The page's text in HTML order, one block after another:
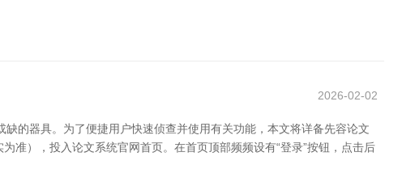
2026-02-02
的器具。为了便捷用户快速侦查并使用有关功能，本文将详备先容论文
准），投入论文系统官网首页。在首页顶部频频设有“登录”按钮，点击后